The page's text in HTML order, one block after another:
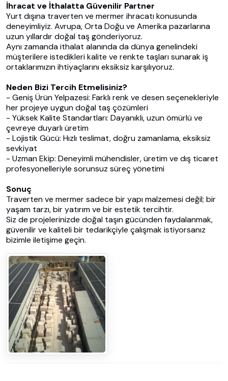
İhracat ve İthalatta Güvenilir Partner
Yurt dışına traverten ve mermer ihracatı konusunda
deneyimliyiz. Avrupa, Orta Doğu ve Amerika pazarlarına
uzun yıllardır doğal taş gönderiyoruz.
Aynı zamanda ithalat alanında da dünya genelindeki
müşterilere istedikleri kalite ve renkte taşları sunarak iş
ortaklarımızın ihtiyaçlarını eksiksiz karşılıyoruz.
Neden Bizi Tercih Etmelisiniz?
- Geniş Ürün Yelpazesi: Farklı renk ve desen seçenekleriyle
her projeye uygun doğal taş çözümleri
- Yüksek Kalite Standartları: Dayanıklı, uzun ömürlü ve
çevreye duyarlı üretim
- Lojistik Gücü: Hızlı teslimat, doğru zamanlama, eksiksiz
sevkiyat
- Uzman Ekip: Deneyimli mühendisler, üretim ve dış ticaret
profesyonelleriyle sorunsuz süreç yönetimi
Sonuç
Traverten ve mermer sadece bir yapı malzemesi değil; bir
yaşam tarzı, bir yatırım ve bir estetik tercihtir.
Siz de projelerinizde doğal taşın gücünden faydalanmak,
güvenilir ve kaliteli bir tedarikçiyle çalışmak istiyorsanız
bizimle iletişime geçin.